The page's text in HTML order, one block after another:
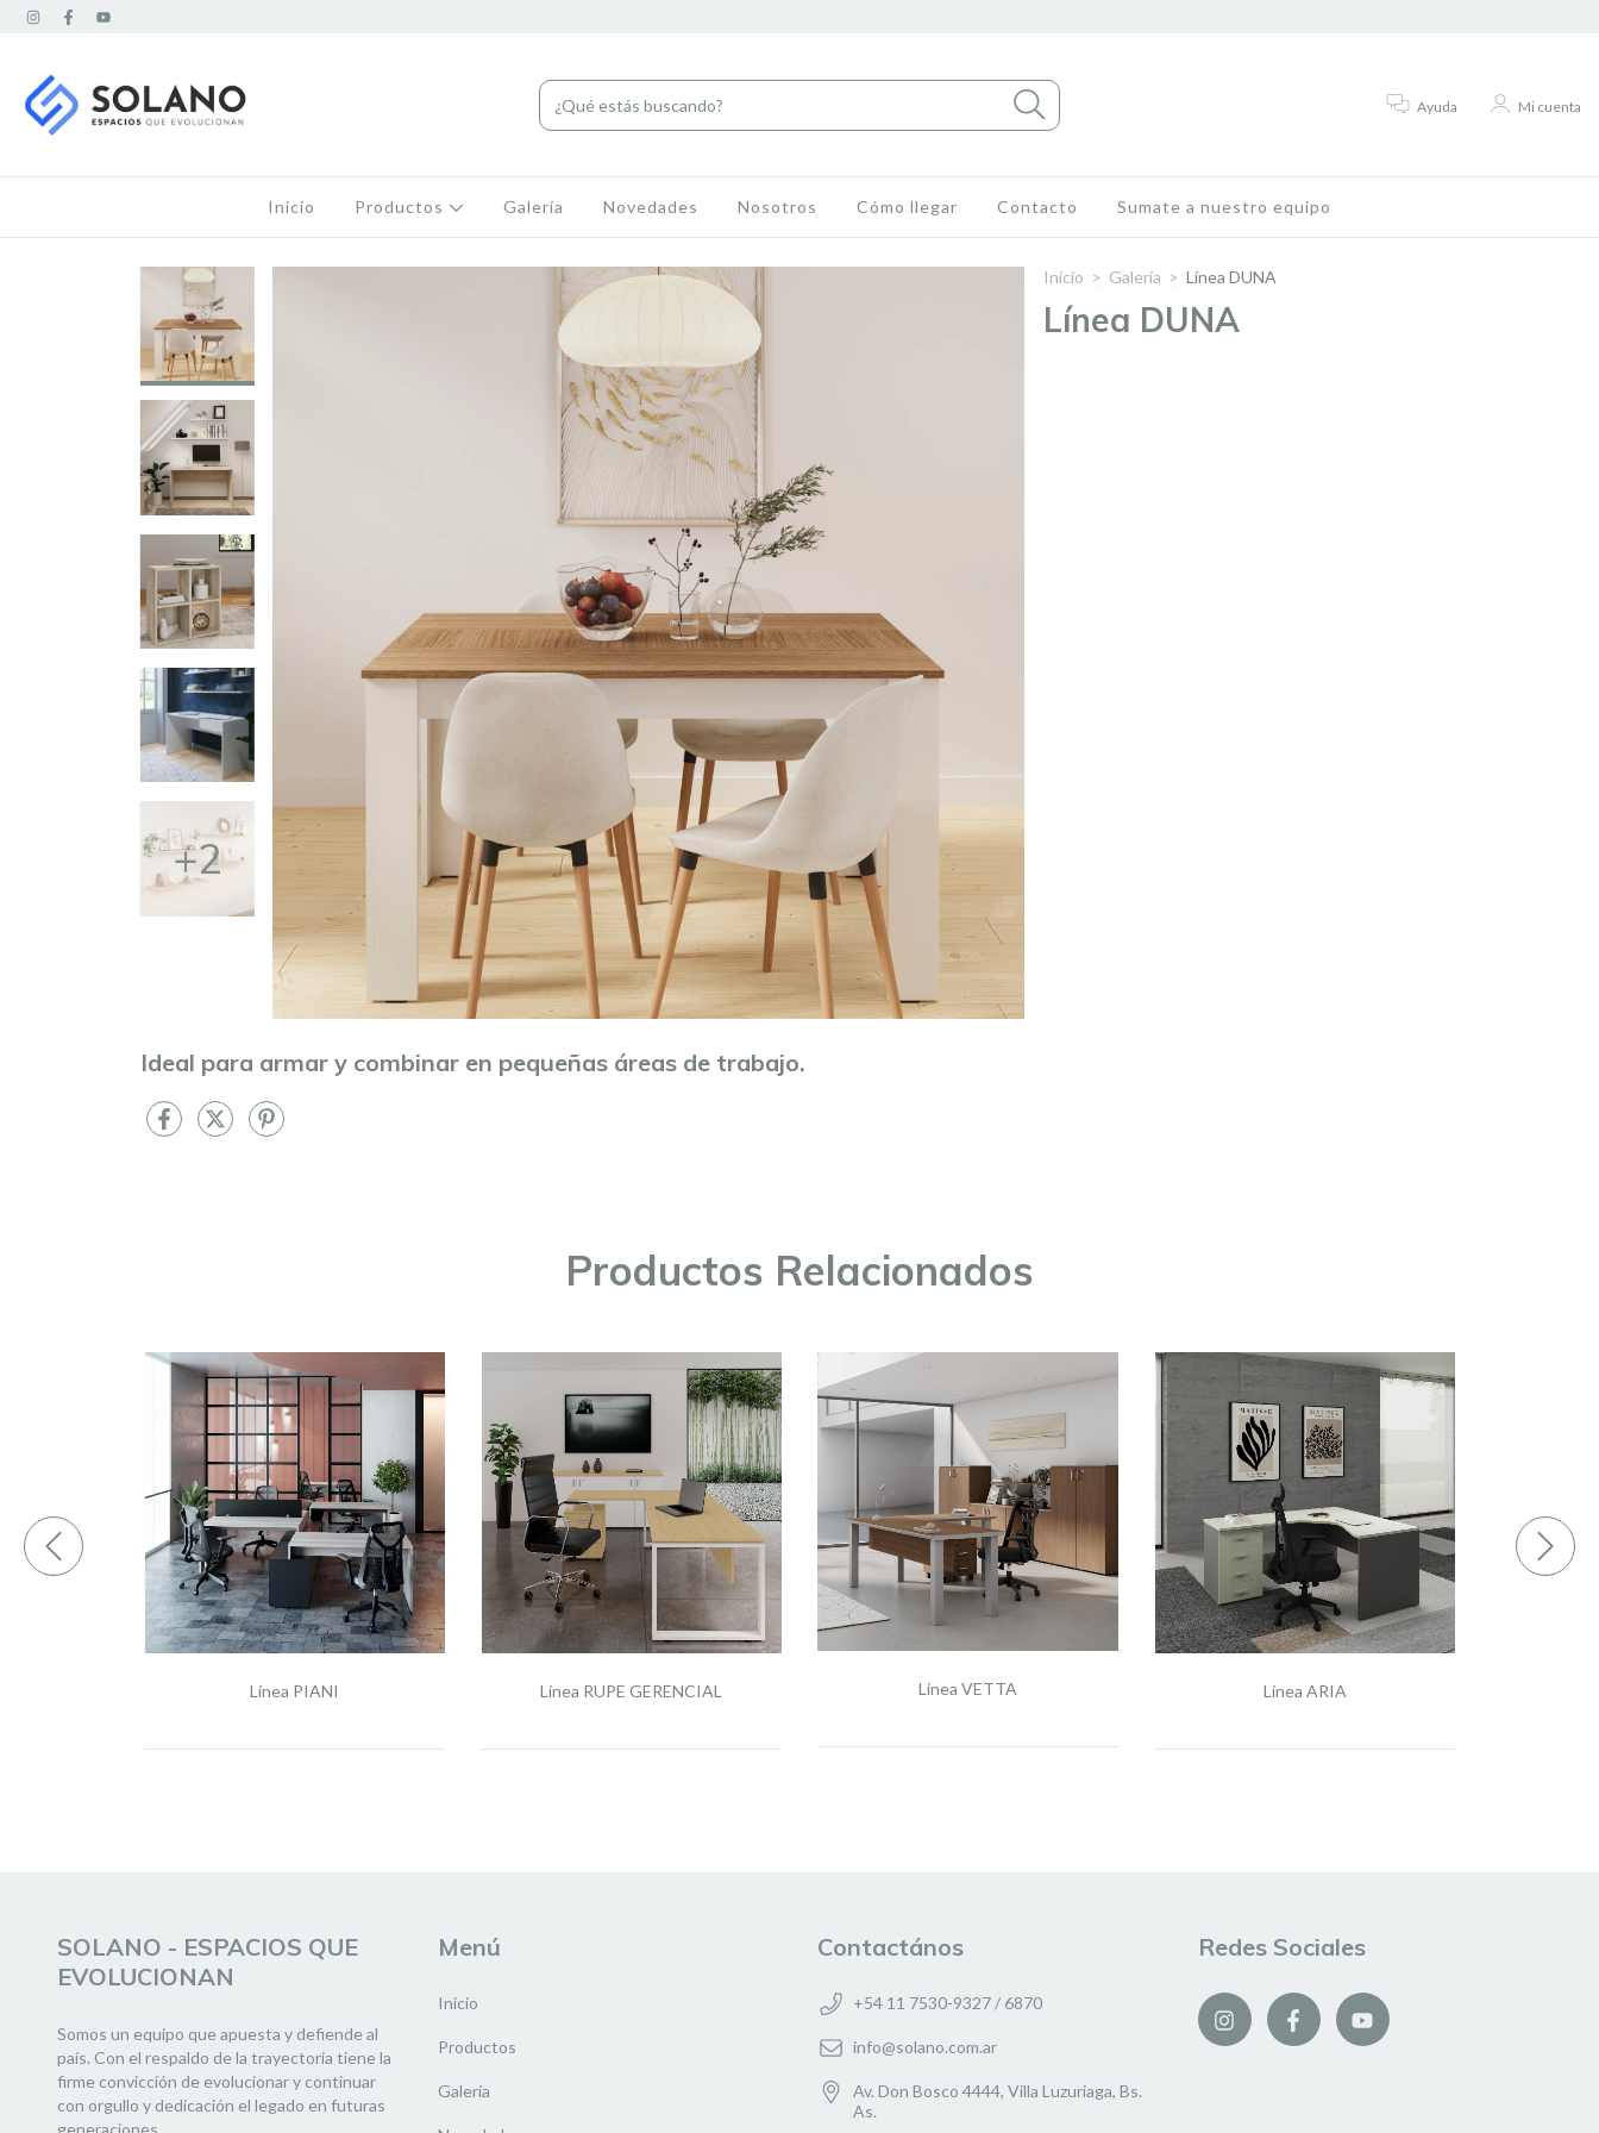
Ayuda Mi cuenta
Inicio Productos Galería Novedades Nosotros Cómo llegar Contacto Sumate a nuestro equipo
+2
Ideal para armar y combinar en pequeñas áreas de trabajo.
Inicio > Galería > Línea DUNA
Línea DUNA
Productos Relacionados
Línea PIANI Línea RUPE GERENCIAL Línea VETTA Línea ARIA
SOLANO - ESPACIOS QUE
EVOLUCIONAN
Somos un equipo que apuesta y defiende al
país. Con el respaldo de la trayectoria tiene la
firme convicción de evolucionar y continuar
con orgullo y dedicación el legado en futuras
Menú
Inicio
Productos
Galería
Contactános
+54 11 7530-9327 / 6870
info@solano.com.ar
Av. Don Bosco 4444, Villa Luzuriaga, Bs.
As.
Redes Sociales